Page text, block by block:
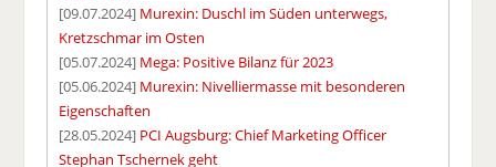
[09.07.2024] Murexin: Duschl im Süden unterwegs,
Kretzschmar im Osten
[05.07.2024] Mega: Positive Bilanz für 2023
[05.06.2024] Murexin: Nivelliermasse mit besonderen
Eigenschaften
[28.05.2024] PCI Augsburg: Chief Marketing Officer
Stephan Tschernek geht